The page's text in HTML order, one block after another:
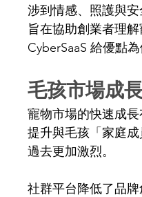
涉到情感、照護與
旨在協助創業者理
CyberSaaS 給優點
毛孩市場成
寵物市場的快速成
提升與毛孩「家庭
過去更加激烈。
社群平台降低了品